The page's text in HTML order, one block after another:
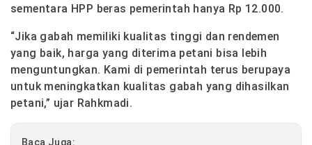
sementara HPP beras pemerintah hanya Rp 12.000.
“Jika gabah memiliki kualitas tinggi dan rendemen
yang baik, harga yang diterima petani bisa lebih
menguntungkan. Kami di pemerintah terus berupaya
untuk meningkatkan kualitas gabah yang dihasilkan
petani,” ujar Rahkmadi.
Baca Juga: